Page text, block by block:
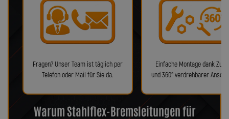
Fragen? Unser Team ist täglich per
Telefon oder Mail für Sie da.
Einfache Montage dank
und 360° verdrehbarer
Warum Stahlflex-Bremsleitungen für